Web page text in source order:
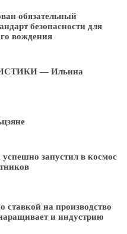
обязательный
безопасности для
вождения
— Ильина
запустил в космос
ставкой на производство
и индустрию